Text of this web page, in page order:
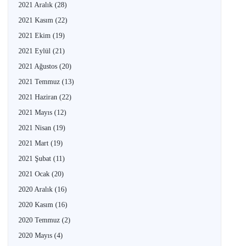
2021 Aralık (28)
2021 Kasım (22)
2021 Ekim (19)
2021 Eylül (21)
2021 Ağustos (20)
2021 Temmuz (13)
2021 Haziran (22)
2021 Mayıs (12)
2021 Nisan (19)
2021 Mart (19)
2021 Şubat (11)
2021 Ocak (20)
2020 Aralık (16)
2020 Kasım (16)
2020 Temmuz (2)
2020 Mayıs (4)